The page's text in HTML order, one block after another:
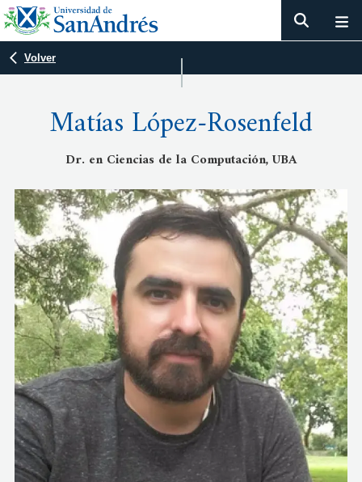
Volver
Matías López-Rosenfeld
Dr. en Ciencias de la Computación, UBA